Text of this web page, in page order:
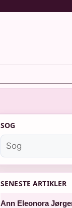
SOG
SENESTE ARTIKLER
Ann Eleonora